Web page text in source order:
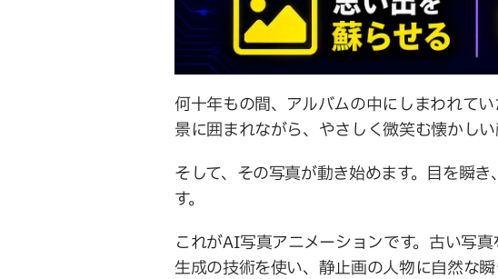
何十年もの間、アルバムの中にしまわれて
景に囲まれながら、やさしく微笑む懐かしい
そして、その写真が動き始めます。目を瞬
す。
これがAI写真アニメーションです。古い写
生成の技術を使い、静止画の人物に自然な